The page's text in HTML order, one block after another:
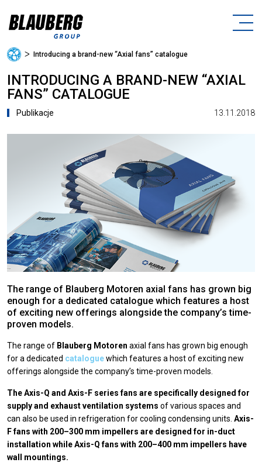
ᐳ Introducing a brand-new “Axial fans” catalogue
INTRODUCING A BRAND-NEW “AXIAL
FANS” CATALOGUE
Publikacje 13.11.2018
The range of Blauberg Motoren axial fans has grown big
enough for a dedicated catalogue which features a host
of exciting new offerings alongside the company’s time-
proven models.
The range of Blauberg Motoren axial fans has grown big enough
for a dedicated cataloguewhich features a host of exciting new
offerings alongside the company’s time-proven models.
The Axis-Q and Axis-F series fans are specifically designed for
supply and exhaust ventilation systems of various spaces and
can also be used in refrigeration for cooling condensing units. Axis-
F fans with 200–300 mm impellers are designed for in-duct
installation while Axis-Q fans with 200–400 mm impellers have
wall mountings.